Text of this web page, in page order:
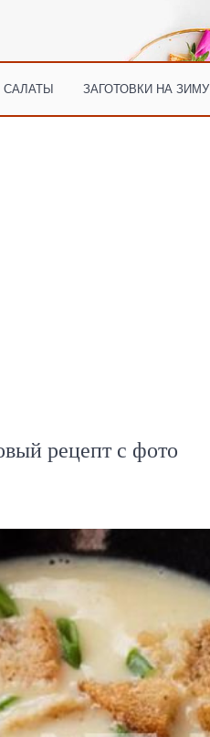
САЛАТЫ ЗАГОТОВКИ НА ЗИМУ
рецепт с фото